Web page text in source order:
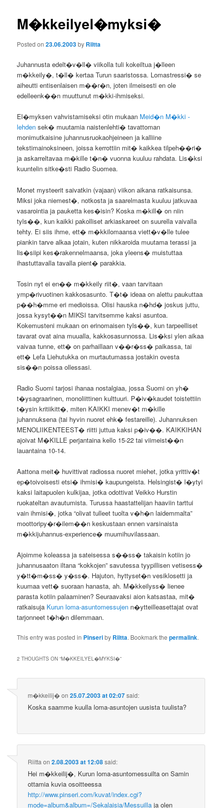
M�kkeilyel�myksi�
Posted on23.06.2003by Riitta
Juhannusta edelt�v�ll� viikolla tuli kokeiltua j�lleen
m�kkeily�, t�ll� kertaa Turun saaristossa. Lomastressi� se
aiheutti entisenlaisen m��r�n, joten ilmeisesti en ole
edelleenk��n muuttunut m�kki-ihmiseksi.
El�myksen vahvistamiseksi otin mukaan Meid�n M�kki -
lehden sek� muutamia naistenlehti� tavattoman
monimutkaisine juhannusruokaohjeineen ja kalliine
tekstimainoksineen, joissa kerrottiin mit� kaikkea tilpeh��ri�
ja askarreltavaa m�kille t�n� vuonna kuuluu rahdata. Lis�ksi
kuuntelin sitke�sti Radio Suomea.
Monet mysteerit saivatkin (vajaan) viikon aikana ratkaisunsa.
Miksi joka niemest�, notkosta ja saarelmasta kuuluu jatkuvaa
vasarointia ja pauketta kes�isin? Koska m�kill� on niin
tyls��, kun kaikki pakolliset arkiaskareet on suurella vaivalla
tehty. Ei siis ihme, ett� m�kkilomaansa viett�v�lle tulee
piankin tarve alkaa jotain, kuten nikkaroida muutama terassi ja
lis�siipi kes�rakennelmaansa, joka yleens� muistuttaa
ihastuttavalla tavalla pient� parakkia.
Tosin nyt ei en�� m�kkeily riit�, vaan tarvitaan
ymp�rivuotinen kakkosasunto. T�t� ideaa on alettu paukuttaa
p��h�mme eri medioissa. Olisi hauska n�hd� joskus juttu,
jossa kysyt��n MIKSI tarvitsemme kaksi asuntoa.
Kokemusteni mukaan on erinomaisen tyls��, kun tarpeelliset
tavarat ovat aina muualla, kakkosasunnossa. Lis�ksi ylen aikaa
vaivaa tunne, ett� on parhaillaan v��r�ss� paikassa, tai
ett� Lefa Liehutukka on murtautumassa jostakin ovesta
sis��n poissa ollessasi.
Radio Suomi tarjosi ihanaa nostalgiaa, jossa Suomi on yh�
t�ysagraarinen, monoliittinen kulttuuri. P�iv�kaudet toistettiin
t�ysin kritiikitt�, miten KAIKKI menev�t m�kille
juhannuksena (tai hyvin nuoret ehk� festareille). Juhannuksen
MENOLIIKENTEEST� riitti juttua kaksi p�iv��. KAIKKIHAN
ajoivat M�KILLE perjantaina kello 15-22 tai viimeist��n
lauantaina 10-14.
Aattona meit� huvittivat radiossa nuoret miehet, jotka yrittiv�t
ep�toivoisesti etsi� ihmisi� kaupungeista. Helsingist� l�ytyi
kaksi laitapuolen kulkijaa, jotka odottivat Veikko Hurstin
ruokateltan avautumista. Turussa haastattelijan haaviin tarttui
vain ihmisi�, jotka “olivat tulleet tuolta v�h�n laidemmalta”
moottoripy�r�ilem��n keskustaan ennen varsinaista
m�kkijuhannus-experience� muumihuvilassaan.
Ajoimme koleassa ja sateisessa s��ss� takaisin kotiin jo
juhannusaaton iltana “kokkojen” savutessa tyypillisen vetisess�
y�tt�m�ss� y�ss�. Hajuton, hyttyset�n vesiklosetti ja
kuumaa vett� suoraan hanasta, ah. M�kkeilyss� lienee
parasta kotiin palaaminen? Seuraavaksi aion katsastaa, mit�
ratkaisuja Kurun loma-asuntomessujen n�ytteilleasettajat ovat
tarjonneet t�h�n dilemmaan.
This entry was posted in Pinseriby Riitta. Bookmark thepermalink.
2 THOUGHTS ON “M�KKEILYEL�MYKSI�”
m�kkeilij�on25.07.2003 at 02:07said:
Koska saamme kuulla loma-asuntojen uusista tuulista?
Riitta on2.08.2003 at 12:08said:
Hei m�kkeilij�, Kurun loma-asuntomessuilta on Samin
ottamia kuvia osoitteessa
http://www.pinseri.com/kuvat/index.cgi?
mode=album&album=/Sekalaisia/Messuilla ja olen